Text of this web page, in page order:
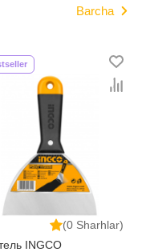
Barcha
(0 Sharhlar)
INGCO